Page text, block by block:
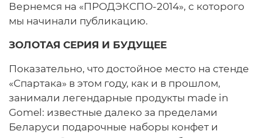
Вернемся на «ПРОДЭКСПО-2014», с которого
мы начинали публикацию.
ЗОЛОТАЯ СЕРИЯ И БУДУЩЕЕ
Показательно, что достойное место на стенде
«Спартака» в этом году, как и в прошлом,
занимали легендарные продукты made in
Gomel: известные далеко за пределами
Беларуси подарочные наборы конфет и